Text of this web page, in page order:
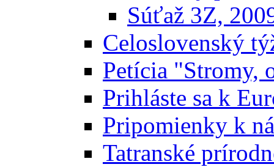
Súťaž 3Z,
Celoslovenský
Petícia "Stromy,
Prihláste sa k
Pripomienky k
Tatranské